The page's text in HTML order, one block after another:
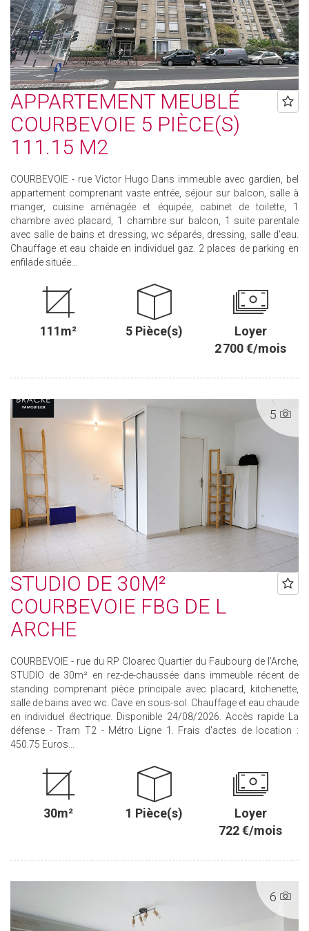
APPARTEMENT MEUBLÉ
COURBEVOIE 5 PIÈCE(S)
111.15 M2
COURBEVOIE - rue Victor Hugo Dans immeuble avec gardien, bel
appartement comprenant vaste entrée, séjour sur balcon, salle à
manger, cuisine aménagée et équipée, cabinet de toilette, 1
chambre avec placard, 1 chambre sur balcon, 1 suite parentale
avec salle de bains et dressing, wc séparés, dressing, salle d'eau.
Chauffage et eau chaide en individuel gaz. 2 places de parking en
enfilade située...
111m² 5 Pièce(s)
Loyer
2 700 €/mois
5
STUDIO DE 30M²
COURBEVOIE FBG DE L
ARCHE
COURBEVOIE - rue du RP Cloarec Quartier du Faubourg de l'Arche,
STUDIO de 30m² en rez-de-chaussée dans immeuble récent de
standing comprenant pièce principale avec placard, kitchenette,
salle de bains avec wc. Cave en sous-sol. Chauffage et eau chaude
en individuel électrique. Disponible 24/08/2026. Accès rapide La
défense - Tram T2 - Métro Ligne 1. Frais d'actes de location :
450.75 Euros...
30m² 1 Pièce(s)
Loyer
722 €/mois
6